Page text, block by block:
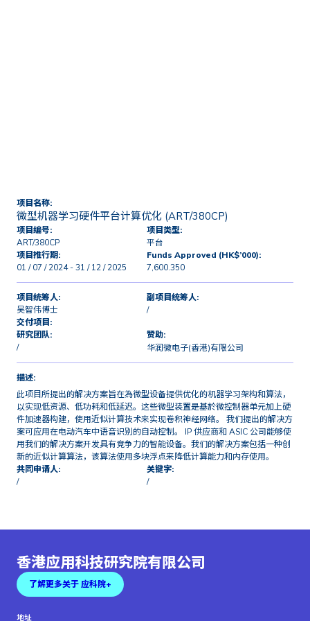
项目名称:
微型机器学习硬件平台计算优化 (ART/380CP)
项目编号:
ART/380CP
项目类型:
平台
项目推行期:
01 / 07 / 2024 - 31 / 12 / 2025
Funds Approved (HK$’000):
7,600.350
项目统筹人:
吴智伟博士
副项目统筹人:
/
交付项目:
研究团队:
/
赞助:
华润微电子(香港)有限公司
描述:
此项目所提出的解决方案旨在為微型设备提供优化的机器学习架构和算法，
以实现低资源、低功耗和低延迟。这些微型装置是基於微控制器单元加上硬
件加速器构建，使用近似计算技术来实现卷积神经网络。 我们提出的解决方
案可应用在电动汽车中语音识别的自动控制。 IP 供应商和 ASIC 公司能够使
用我们的解决方案开发具有竞争力的智能设备。我们的解决方案包括一种创
新的近似计算算法，该算法使用多块浮点来降低计算能力和内存使用。
共同申请人:
/
关键字:
/
香港应用科技研究院有限公司
了解更多关于 应科院+
地址